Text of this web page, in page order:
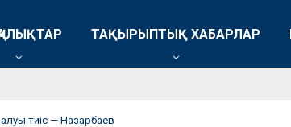
ТАҚЫРЫПТЫҚ ХАБАРЛАР
тиіс — Назарбаев